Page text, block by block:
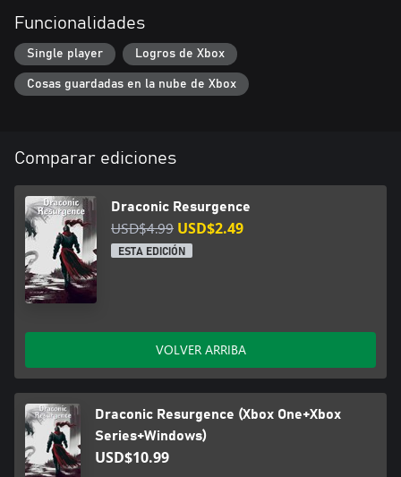
Funcionalidades
Single player Logros de Xbox
Cosas guardadas en la nube de Xbox
Comparar ediciones
Draconic Resurgence
USD$4.99 USD$2.49
ESTA EDICIÓN
VOLVER ARRIBA
Draconic Resurgence (Xbox One+Xbox
Series+Windows)
USD$10.99